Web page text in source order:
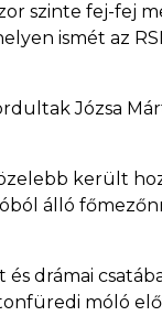
szinte fej-fej
ismét az
Józsa
került
álló
drámai
móló